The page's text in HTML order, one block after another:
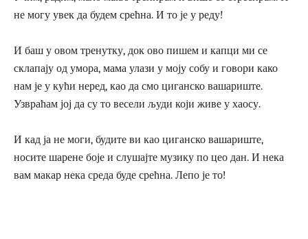
не могу увек да будем срећна. И то је у реду!
И баш у овом тренутку, док ово пишем и капци ми се
склапају од умора, мама улази у моју собу и говори како
нам је у кући неред, као да смо циганско вашариште.
Узвраћам јој да су то весели људи који живе у хаосу.
И кад ја не моги, будите ви као циганско вашариште,
носите шарене боје и слушајте музику по цео дан. И нека
вам макар нека среда буде срећна. Лепо је то!